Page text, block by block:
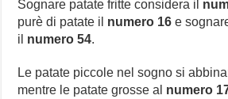
Sognare patate fritte considera il
purè di patate il numero 16 e
il numero 54.
Le patate piccole nel sogno si
mentre le patate grosse al numero